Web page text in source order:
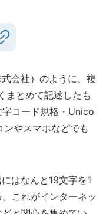
会社）のように、複
まとめて記述したも
コード規格・Unico
やスマホなどでも
はなんと19文字を1
これがインターネッ